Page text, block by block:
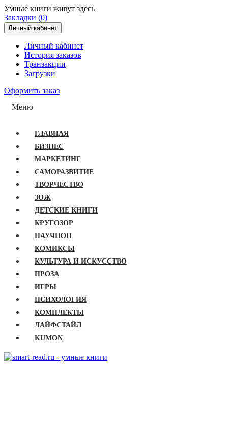
Умные книги живут здесь
Закладки (0)
Личный кабинет
Личный кабинет
История заказов
Транзакции
Загрузки
Оформить заказ
Меню
ГЛАВНАЯ
БИЗНЕС
МАРКЕТИНГ
САМОРАЗВИТИЕ
ТВОРЧЕСТВО
ЗОЖ
ДЕТСКИЕ КНИГИ
КРУГОЗОР
НАУЧПОП
КОМИКСЫ
КУЛЬТУРА И ИСКУССТВО
ПРОЗА
ИГРЫ
ПСИХОЛОГИЯ
КОМПЛЕКТЫ
ЛАЙФСТАЙЛ
KUMON